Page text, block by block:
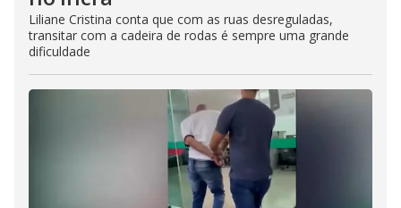
Liliane Cristina conta que com as ruas desreguladas,
transitar com a cadeira de rodas é sempre uma grande
dificuldade